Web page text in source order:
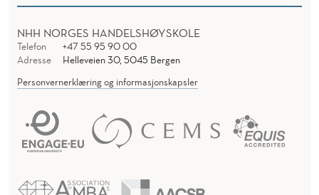
NHH NORGES HANDELSHØYSKOLE
Telefon
+47 55 95 90 00
Adresse
Helleveien 30, 5045 Bergen
Personvernerklæring og informasjonskapsler